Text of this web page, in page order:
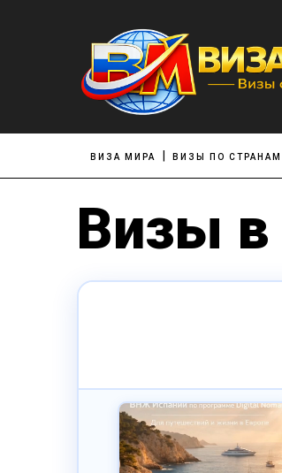
ВИЗА МИРА ВИЗЫ ПО СТРАНАМ
Визы в